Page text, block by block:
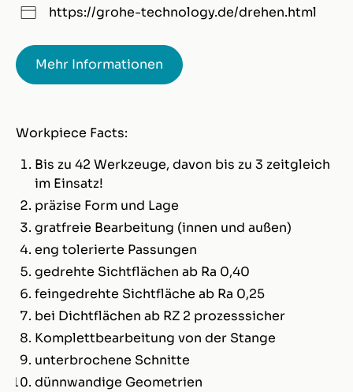
https://grohe-technology.de/drehen.html
Mehr Informationen
Workpiece Facts:
Bis zu 42 Werkzeuge, davon bis zu 3 zeitgleich
im Einsatz!
präzise Form und Lage
gratfreie Bearbeitung (innen und außen)
eng tolerierte Passungen
gedrehte Sichtflächen ab Ra 0,40
feingedrehte Sichtfläche ab Ra 0,25
bei Dichtflächen ab RZ 2 prozesssicher
Komplettbearbeitung von der Stange
unterbrochene Schnitte
dünnwandige Geometrien